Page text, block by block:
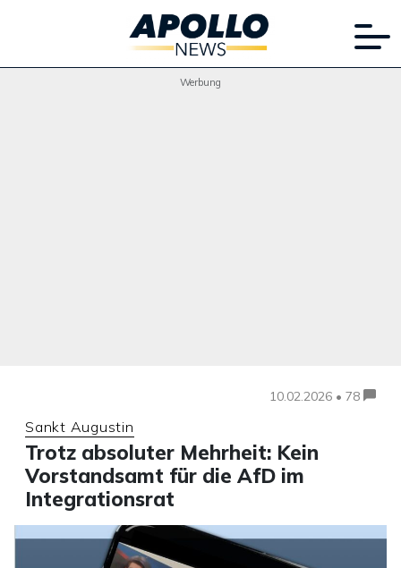
Werbung
10.02.2026 • 78
Sankt Augustin
Trotz absoluter Mehrheit: Kein
Vorstandsamt für die AfD im
Integrationsrat